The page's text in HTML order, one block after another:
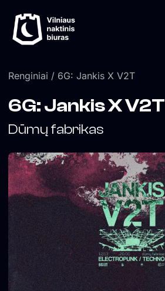
prie
turinio
Renginiai / 6G: Jankis X V2T
6G: Jankis X V2T
Dūmų fabrikas